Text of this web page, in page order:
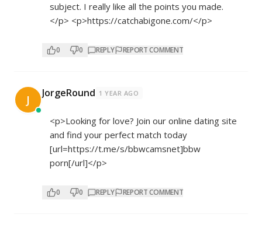
subject. I really like all the points you made.
</p> <p>https://catchabigone.com/</p>
0 0 REPLY REPORT COMMENT
J JorgeRound 1 YEAR AGO
<p>Looking for love? Join our online dating site
and find your perfect match today
[url=https://t.me/s/bbwcamsnet]bbw
porn[/url]</p>
0 0 REPLY REPORT COMMENT